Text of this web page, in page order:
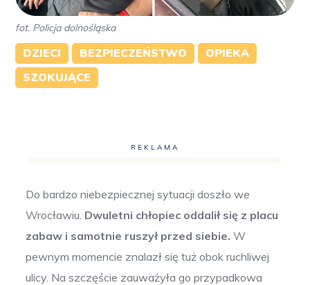
fot. Policja dolnośląska
DZIECI BEZPIECZEŃSTWO
OPIEKA
SZOKUJĄCE
REKLAMA
Do bardzo niebezpiecznej sytuacji doszło we
Wrocławiu. Dwuletni chłopiec oddalił się z placu
zabaw i samotnie ruszył przed siebie. W
pewnym momencie znalazł się tuż obok ruchliwej
ulicy. Na szczęście zauważyła go przypadkowa